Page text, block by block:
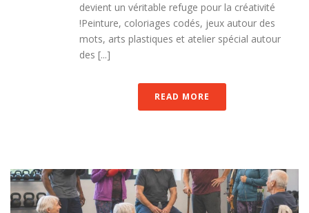
devient un véritable refuge pour la créativité
!Peinture, coloriages codés, jeux autour des
mots, arts plastiques et atelier spécial autour
des [...]
READ MORE